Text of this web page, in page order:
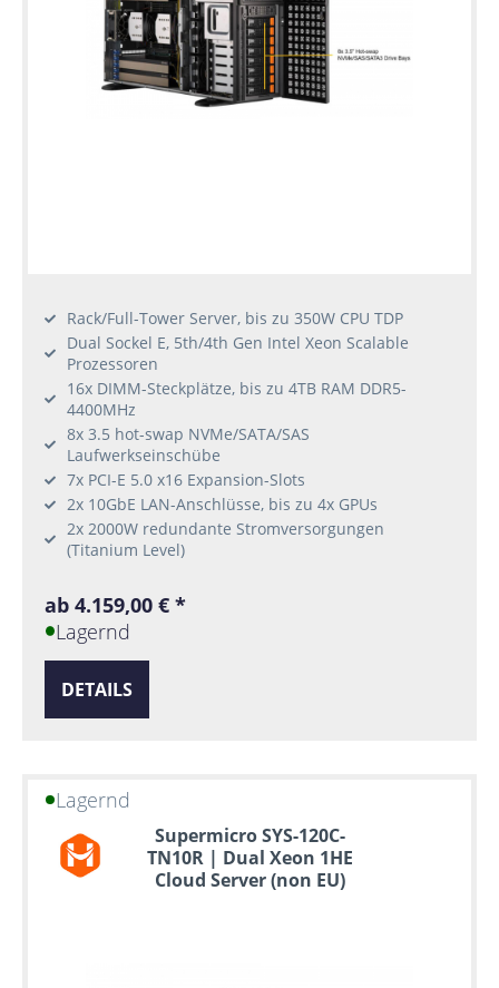
Rack/Full-Tower Server, bis zu 350W CPU TDP
Dual Sockel E, 5th/4th Gen Intel Xeon Scalable
Prozessoren
16x DIMM-Steckplätze, bis zu 4TB RAM DDR5-
4400MHz
8x 3.5 hot-swap NVMe/SATA/SAS
Laufwerkseinschübe
7x PCI-E 5.0 x16 Expansion-Slots
2x 10GbE LAN-Anschlüsse, bis zu 4x GPUs
2x 2000W redundante Stromversorgungen
(Titanium Level)
ab 4.159,00 € *
Lagernd
DETAILS
Lagernd
Supermicro SYS-120C-
TN10R | Dual Xeon 1HE
Cloud Server (non EU)